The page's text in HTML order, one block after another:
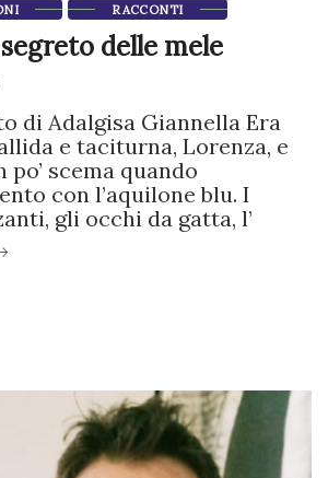
RACCONTI
delle mele
di Adalgisa Giannella Era
e taciturna, Lorenza, e
scema quando
con l’aquilone blu. I
gli occhi da gatta, l’